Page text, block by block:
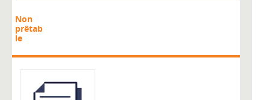
Non
prêtab
le